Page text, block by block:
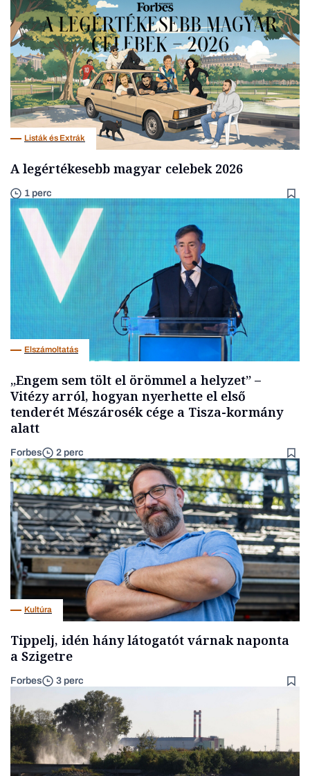
Listák és Extrák
A legértékesebb magyar celebek 2026
1 perc
Elszámoltatás
„Engem sem tölt el örömmel a helyzet” –
Vitézy arról, hogyan nyerhette el első
tenderét Mészárosék cége a Tisza-kormány
alatt
Forbes 2 perc
Kultúra
Tippelj, idén hány látogatót várnak naponta
a Szigetre
Forbes 3 perc